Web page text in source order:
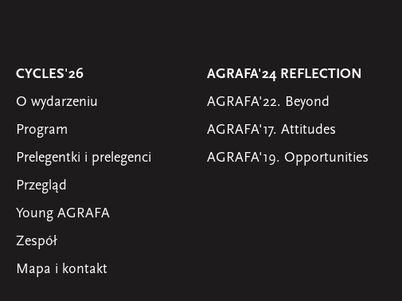
CYCLES'26
O wydarzeniu
Program
Prelegentki i prelegenci
Przegląd
Young AGRAFA
Zespół
Mapa i kontakt
AGRAFA'24 REFLECTION
AGRAFA'22. Beyond
AGRAFA'17. Attitudes
AGRAFA'19. Opportunities